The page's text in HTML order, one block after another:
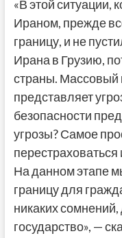
«В этой ситуации,
Ираном, прежде
границу, и не
Ирана в Грузию,
страны. Массовый
представляет
безопасности
угрозы? Самое
перестраховаться
На данном этапе
границу для
никаких сомнений,
государство», —